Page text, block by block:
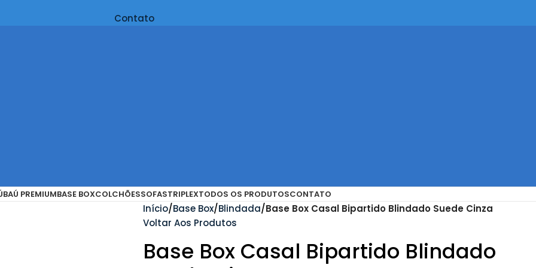
Contato
BAÚ PREMIUMBASE BOXCOLCHÕESSOFASTRIPLEXTODOS OS PRODUTOSCONTATO
Início Base Box Blindada Base Box Casal Bipartido Blindado Suede Cinza
Voltar Aos Produtos
Base Box Casal Bipartido Blindado